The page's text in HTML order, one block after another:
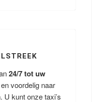
24/7 tot uw
voordelig naar
kunt onze taxi’s